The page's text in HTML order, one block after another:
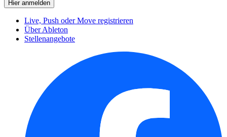
Live, Push oder Move registrieren
Über Ableton
Stellenangebote